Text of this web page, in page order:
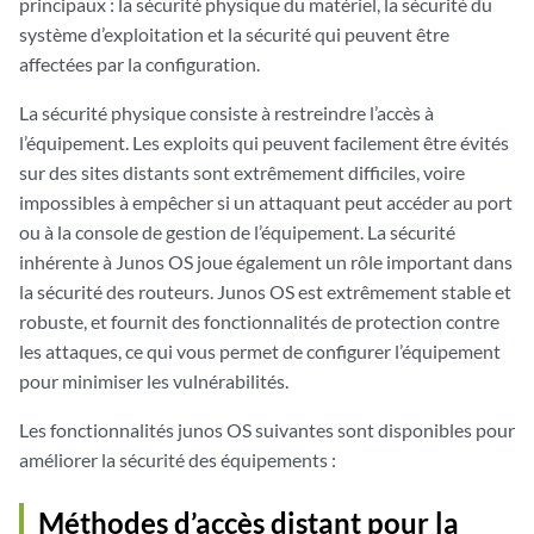
système d’exploitation et la sécurité qui peuvent être
affectées par la configuration.
La sécurité physique consiste à restreindre l’accès à
l’équipement. Les exploits qui peuvent facilement être évités
sur des sites distants sont extrêmement difficiles, voire
impossibles à empêcher si un attaquant peut accéder au port
ou à la console de gestion de l’équipement. La sécurité
inhérente à Junos OS joue également un rôle important dans
la sécurité des routeurs. Junos OS est extrêmement stable et
robuste, et fournit des fonctionnalités de protection contre
les attaques, ce qui vous permet de configurer l’équipement
pour minimiser les vulnérabilités.
Les fonctionnalités junos OS suivantes sont disponibles pour
améliorer la sécurité des équipements :
Méthodes d’accès distant pour la